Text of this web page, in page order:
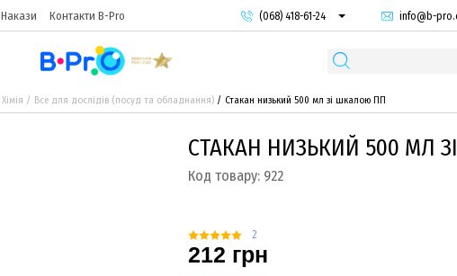
Накази Контакти B-Pro
(068) 418-61-24
info@b-
Хімія Все для дослідів (посуд та обладнання) Стакан низький 500 мл зі шкалою ПП
СТАКАН НИЗЬКИЙ 500 МЛ
Код товару: 922
2
212 грн